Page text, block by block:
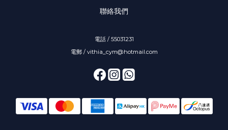
聯絡我們
電話 / 55031231
電郵 / vithia_cym@hotmail.com